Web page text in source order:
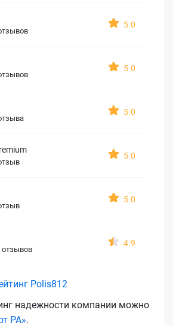
5.0
5.0
5.0
5.0
5.0
отзывов
4.9
Polis812
надежности компании можно
РА».